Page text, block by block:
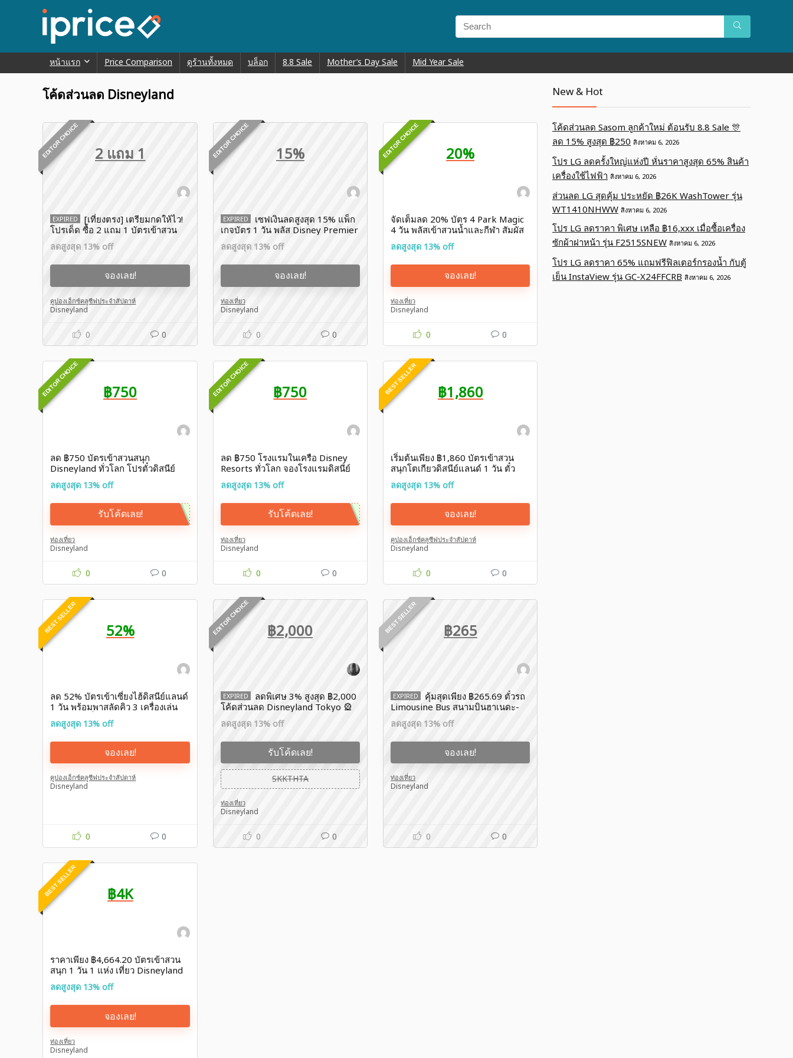
หน้าแรก Price Comparison ดูร้านทั้งหมด บล็อก 8.8 Sale Mother’s Day Sale Mid Year Sale
โค้ดส่วนลด Disneyland
EDITOR CHOICE 2 แถม 1
EXPIRED
[เที่ยงตรง] เตรียมกดให้ไว!
โปรเด็ด ซื้อ 2 แถม 1 บัตรเข้าสวน
สนุก Shanghai Disneyland
ลดสูงสุด 13% off
จองเลย!
คูปองเอ็กซ์คลูซีฟประจำสัปดาห์
Disneyland
0 0
EDITOR CHOICE 15%
EXPIRED
เซฟเงินลดสูงสุด 15% แพ็ก
เกจบัตร 1 วัน พลัส Disney Premier
Access ตะลุยเซี่ยงไฮ้ดิสนีย์แลนด์
ลดสูงสุด 13% off
จองเลย!
ท่องเที่ยว
Disneyland
0 0
EDITOR CHOICE 20%
จัดเต็มลด 20% บัตร 4 Park Magic
4 วัน พลัสเข้าสวนน้ำและกีฬา สัมผัส
ความสนุกที่ Disneyland Orlando
ลดสูงสุด 13% off
จองเลย!
ท่องเที่ยว
Disneyland
0 0
EDITOR CHOICE ฿750
ลด ฿750 บัตรเข้าสวนสนุก
Disneyland ทั่วโลก โปรตั๋วดิสนีย์
แลนด์ Klook บัตรเครดิต ttb
Disney
ลดสูงสุด 13% off
รับโค้ดเลย!
ท่องเที่ยว
Disneyland
0 0
EDITOR CHOICE ฿750
ลด ฿750 โรงแรมในเครือ Disney
Resorts ทั่วโลก จองโรงแรมดิสนีย์
Klook โปรบัตรเครดิต ttb Disney
ลดสูงสุด 13% off
รับโค้ดเลย!
ท่องเที่ยว
Disneyland
0 0
BEST SELLER ฿1,860
เริ่มต้นเพียง ฿1,860 บัตรเข้าสวน
สนุกโตเกียวดิสนีย์แลนด์ 1 วัน ตั๋ว
Tokyo Disneyland Klook
ลดสูงสุด 13% off
จองเลย!
คูปองเอ็กซ์คลูซีฟประจำสัปดาห์
Disneyland
0 0
BEST SELLER 52%
ลด 52% บัตรเข้าเซี่ยงไฮ้ดิสนีย์แลนด์
1 วัน พร้อมพาสลัดคิว 3 เครื่องเล่น
โปรโมชั่นตั๋ว Shanghai Disneyland
KKday
ลดสูงสุด 13% off
จองเลย!
คูปองเอ็กซ์คลูซีฟประจำสัปดาห์
Disneyland
0 0
EDITOR CHOICE ฿2,000
EXPIRED
ลดพิเศษ 3% สูงสุด ฿2,000
โค้ดส่วนลด Disneyland Tokyo 🎡
จองที่ทราเวโลก้า
ลดสูงสุด 13% off
รับโค้ดเลย!
SKKTHTA
ท่องเที่ยว
Disneyland
0 0
BEST SELLER ฿265
EXPIRED
คุ้มสุดเพียง ฿265.69 ตั๋วรถ
Limousine Bus สนามบินฮาเนดะ-
ดิสนีย์รีสอร์ท เดินทางไปโตเกียว
ดิสนีย์แลนด์ โปรโมชั่น Disneyland
ลดสูงสุด 13% off
จองเลย!
ท่องเที่ยว
Disneyland
0 0
BEST SELLER ฿4K
ราคาเพียง ฿4,664.20 บัตรเข้าสวน
สนุก 1 วัน 1 แห่ง เที่ยว Disneyland
Paris ส่วนลด Disneyland จาก
Traveloka
ลดสูงสุด 13% off
จองเลย!
ท่องเที่ยว
Disneyland
New & Hot
โค้ดส่วนลด Sasom ลูกค้าใหม่ ต้อนรับ 8.8 Sale 🎊
ลด 15% สูงสุด ฿250 สิงหาคม 6, 2026
โปร LG ลดครั้งใหญ่แห่งปี หั่นราคาสูงสุด 65% สินค้า
เครื่องใช้ไฟฟ้า สิงหาคม 6, 2026
ส่วนลด LG สุดคุ้ม ประหยัด ฿26K WashTower รุ่น
WT1410NHWW สิงหาคม 6, 2026
โปร LG ลดราคา พิเศษ เหลือ ฿16,xxx เมื่อซื้อเครื่อง
ซักผ้าฝาหน้า รุ่น F2515SNEW สิงหาคม 6, 2026
โปร LG ลดราคา 65% แถมฟรีฟิลเตอร์กรองน้ำ กับตู้
เย็น InstaView รุ่น GC-X24FFCRB สิงหาคม 6, 2026